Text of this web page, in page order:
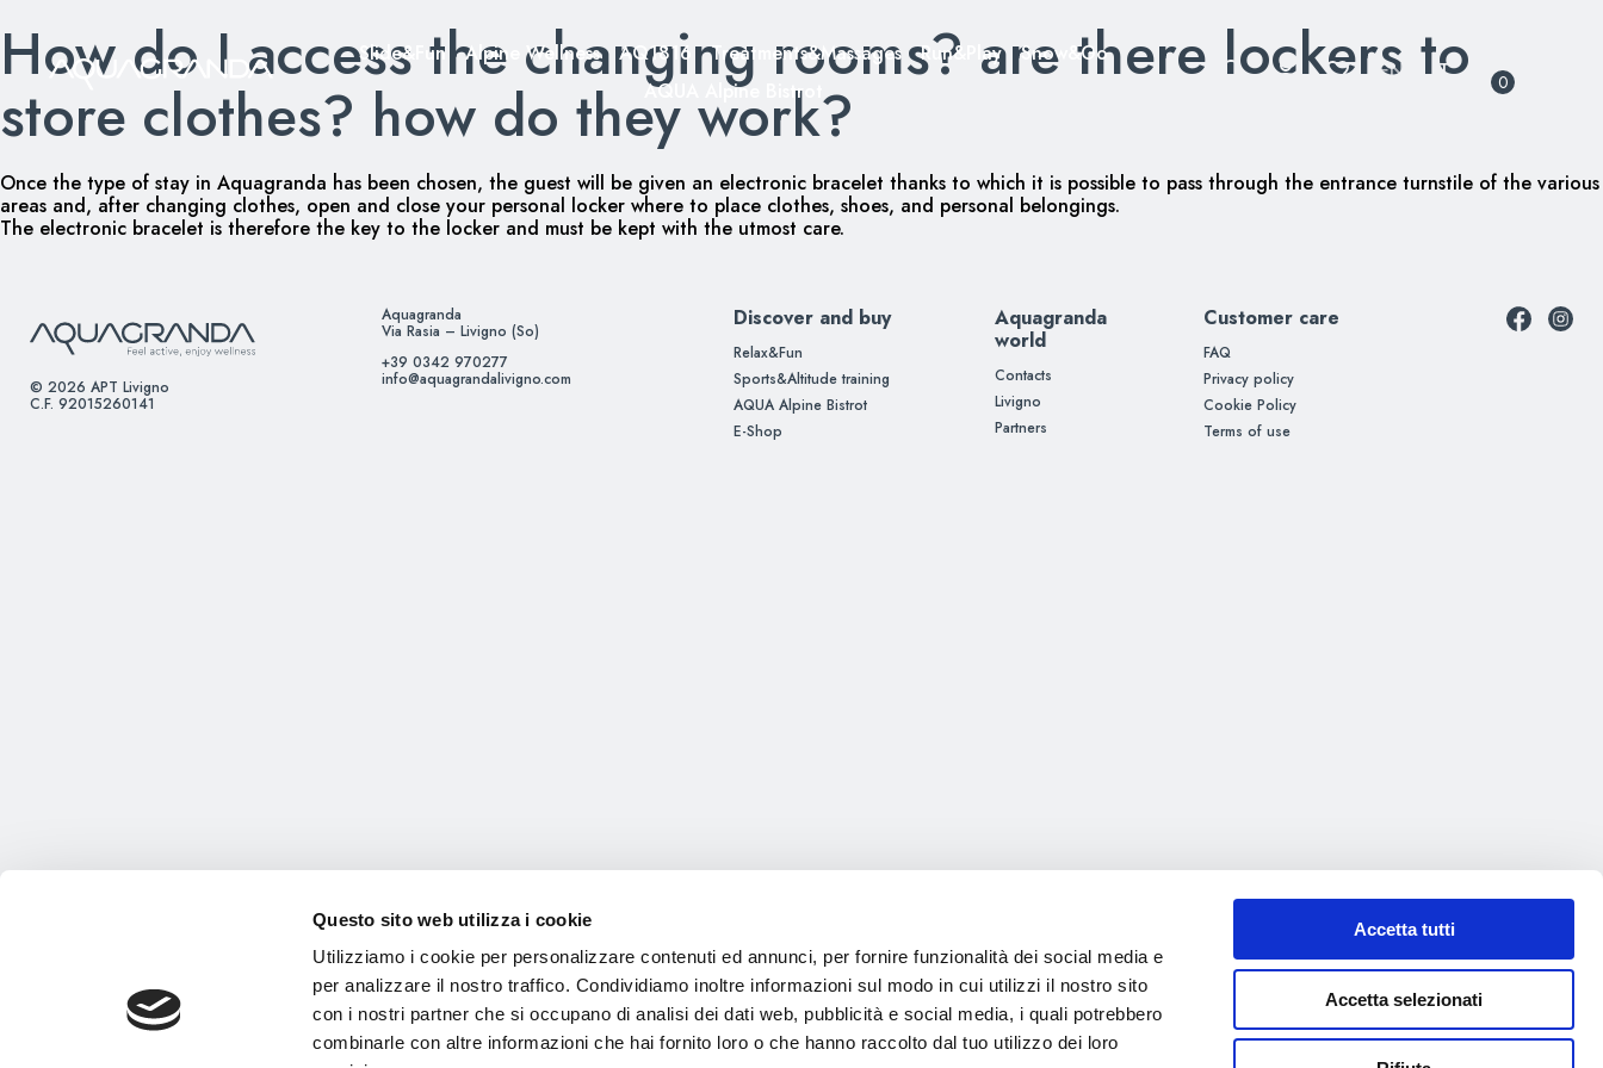
Questo sito web utilizza i cookie
Utilizziamo i cookie per personalizzare contenuti ed annunci, per fornire funzionalità dei social media e
per analizzare il nostro traffico. Condividiamo inoltre informazioni sul modo in cui utilizzi il nostro sito
con i nostri partner che si occupano di analisi dei dati web, pubblicità e social media, i quali potrebbero
combinarle con altre informazioni che hai fornito loro o che hanno raccolto dal tuo utilizzo dei loro
Accetta tutti
Accetta selezionati
Skip
to
content
Slide&Fun Alpine Wellness AQ1816 Treatments&Massages Run&Play
Snow&Go
AQUA Alpine Bistrot
0
How do I access the changing rooms? are there lockers to
store clothes? how do they work?
Once the type of stay in Aquagranda has been chosen, the guest will be given an electronic bracelet thanks to which it is possible to pass through the entrance turnstile of the various
areas and, after changing clothes, open and close your personal locker where to place clothes, shoes, and personal belongings.
The electronic bracelet is therefore the key to the locker and must be kept with the utmost care.
© 2026 APT Livigno
C.F. 92015260141
Aquagranda
Via Rasia – Livigno (So)
+39 0342 970277
info@aquagrandalivigno.com
Discover and buy
Relax&Fun
Sports&Altitude training
AQUA Alpine Bistrot
E-Shop
Aquagranda
world
Contacts
Livigno
Partners
Customer care
FAQ
Privacy policy
Cookie Policy
Terms of use